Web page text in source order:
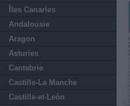
Îles Canaries
Andalousie
Aragon
Asturies
Cantabrie
Castille-La Manche
Castille-et-León